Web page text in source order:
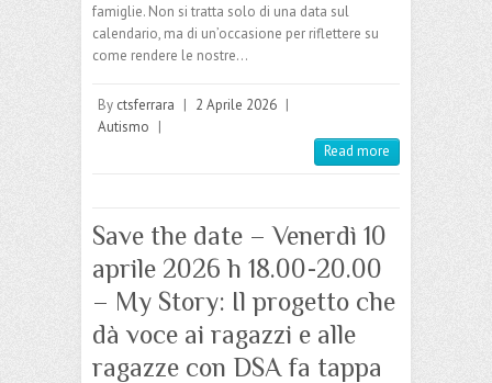
famiglie. Non si tratta solo di una data sul
calendario, ma di un’occasione per riflettere su
come rendere le nostre…
By ctsferrara | 2 Aprile 2026 |
Autismo |
Read more
Save the date – Venerdì 10
aprile 2026 h 18.00-20.00
– My Story: Il progetto che
dà voce ai ragazzi e alle
ragazze con DSA fa tappa